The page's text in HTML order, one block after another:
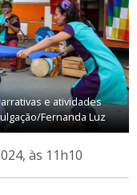
e atividades
Fernanda Luz
às 11h10